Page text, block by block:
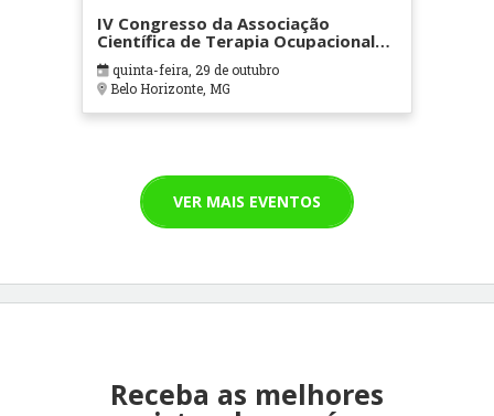
IV Congresso da Associação
Científica de Terapia Ocupacional
em Contextos Hospitalares e
Cuidados Paliativos - ATOHOSP
quinta-feira, 29 de outubro
Belo Horizonte, MG
VER MAIS EVENTOS
Receba as melhores